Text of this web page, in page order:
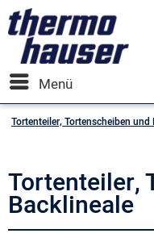
Menü
Tortenteiler, Tortenscheiben und
Tortenteiler,
Backlineale